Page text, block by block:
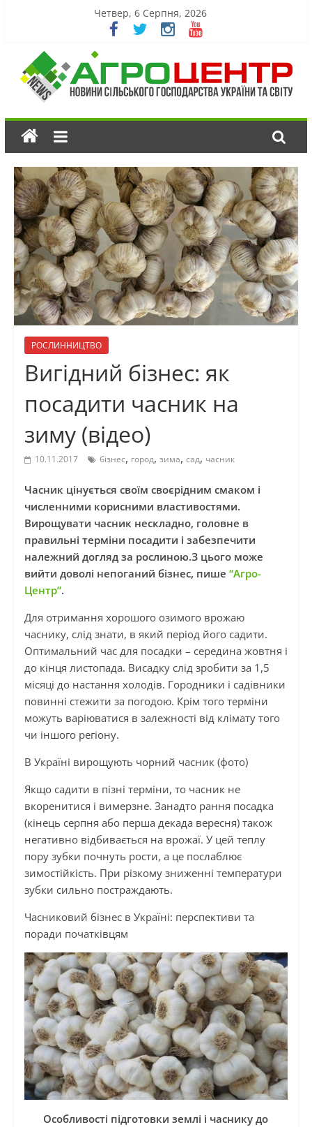
Четвер, 6 Серпня, 2026
РОСЛИННИЦТВО
Вигідний бізнес: як
посадити часник на
зиму (відео)
10.11.2017 бізнес, город, зима, сад, часник
Часник цінується своїм своєрідним смаком і
численними корисними властивостями.
Вирощувати часник нескладно, головне в
правильні терміни посадити і забезпечити
належний догляд за рослиною.З цього може
вийти доволі непоганий бізнес, пише “Агро-
Центр”.
Для отримання хорошого озимого врожаю
часнику, слід знати, в який період його садити.
Оптимальний час для посадки – середина жовтня і
до кінця листопада. Висадку слід зробити за 1,5
місяці до настання холодів. Городники і садівники
повинні стежити за погодою. Крім того терміни
можуть варіюватися в залежності від клімату того
чи іншого регіону.
В Україні вирощують чорний часник (фото)
Якщо садити в пізні терміни, то часник не
вкоренитися і вимерзне. Занадто рання посадка
(кінець серпня або перша декада вересня) також
негативно відбивається на врожаї. У цей теплу
пору зубки почнуть рости, а це послаблює
зимостійкість. При різкому зниженні температури
зубки сильно постраждають.
Часниковий бізнес в Україні: перспективи та
поради початківцям
Особливості підготовки землі і часнику до